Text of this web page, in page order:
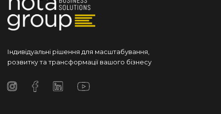
Індивідуальні рішення для масштабування,
розвитку та трансформації вашого бізнесу